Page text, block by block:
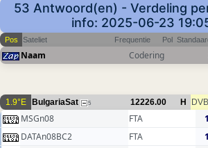
53 Antwoord(en) - Verdeling
info: 2025-06-23
Pos Sateliet Frequentie Pol
Naam Codering
1.9°E BulgariaSat 5 12226.00 H
MSGn08 FTA
DATAn08BC2
FTA